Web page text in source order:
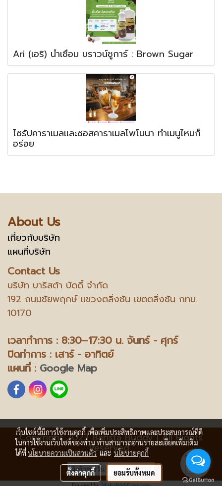
Ari (เอริ) น้ำเชื่อม บราวน์ชูการ์ : Brown Sugar
ไซรัปคาราเมลและซอสคาราเมลโพโมนา ทำเมนูไหนก็
อร่อย
About Us
เกี่ยวกับบริษัท
แผนที่บริษัท
Contact Us
บริษัท บาริสต้า บัดดี้ จำกัด
192 ถนนชัยพฤกษ์ แขวงตลิ่งชัน เขตตลิ่งชัน กทม.
10170
เวลาทำการ : 8:30–17:30 น. จันทร์ - ศุกร์
ปิดทำการ : เสาร์ - อาทิตย์
แผนที่ : Google Map
Copyright 2023 Barista Buddy | All Rights
Reserved
ผู้เข้าชมวันนี้ 2,010
เว็บไซต์นี้มีการใช้งานคุกกี้ เพื่อเพิ่มประสิทธิภาพและประสบการณ์ที่ดี
ในการใช้งานเว็บไซต์ของท่าน ท่านสามารถอ่านรายละเอียดเพิ่มเติม
ได้ที่นโยบายความเป็นส่วนตัวและ นโยบายคุกกี้
ตั้งค่าคุกกี้ ยอมรับทั้งหมด